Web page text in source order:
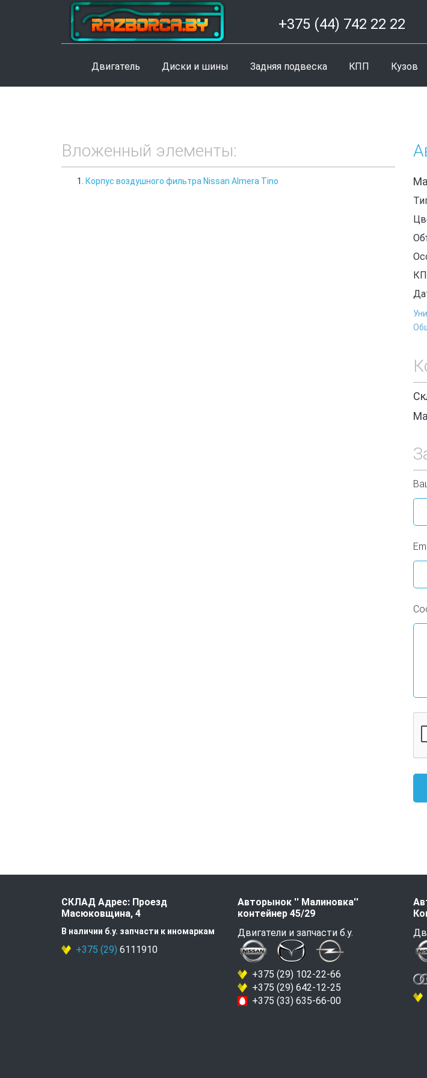
+375 (44) 742 22 22
Двигатель Диски и шины Задняя подвеска КПП Кузов
Вложенный элементы:
Корпус воздушного фильтра Nissan Almera Tino
СКЛАД Адрес: Проезд
Масюковщина, 4
В наличии б.у. запчасти к иномаркам
+375 (29) 6111910
Авторынок '' Малиновка''
контейнер 45/29
Двигатели и запчасти б.у.
+375 (29) 102-22-66
+375 (29) 642-12-25
+375 (33) 635-66-00